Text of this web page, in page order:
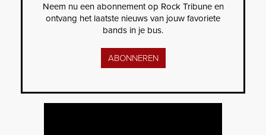
Neem nu een abonnement op Rock Tribune en
ontvang het laatste nieuws van jouw favoriete
bands in je bus.
ABONNEREN